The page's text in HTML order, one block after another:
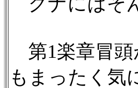
第1楽章冒頭
もまったく気